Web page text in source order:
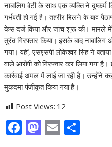
नाबालिग बेटी के साथ एक व्यक्ति ने
गर्भवती हो गई है। तहरीर मिलने के बाद
केस दर्ज किया और जांच शुरू की। मामले में
तुरंत गिरफ्तार किया। इसके बाद
गया। वहीं, एसएसपी लोकेश्वर सिंह ने
वाले आरोपी को गिरफ्तार कर लिया गया
कार्रवाई अमल में लाई जा रही है। उन्होंने
मुकदमा पंजीकृत किया गया है।
Post Views: 12
F M E